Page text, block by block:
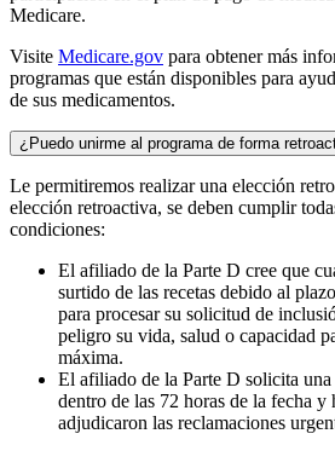
Medicare.
Visite Medicare.gov para obtener más
programas que están disponibles para
de sus medicamentos.
¿Puedo unirme al programa de forma
Le permitiremos realizar una elección
elección retroactiva, se deben cumplir
condiciones:
El afiliado de la Parte D cree que
surtido de las recetas debido al
para procesar su solicitud de
peligro su vida, salud o capacidad
máxima.
El afiliado de la Parte D solicita
dentro de las 72 horas de la fecha y
adjudicaron las reclamaciones